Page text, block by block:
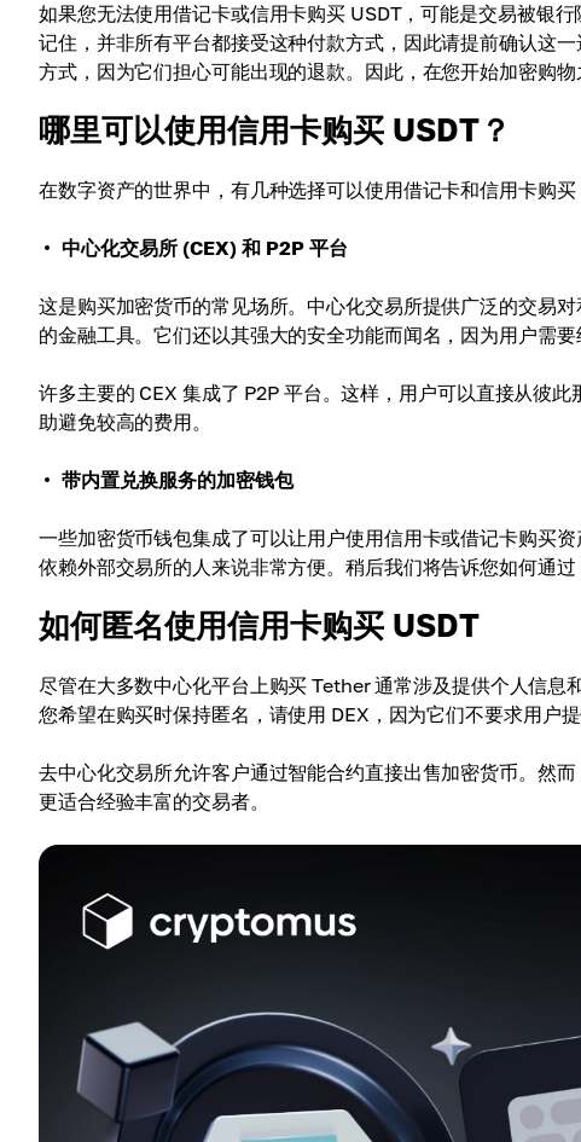
如果您无法使用借记卡或信用卡购买 USDT，可能是交易被银
记住，并非所有平台都接受这种付款方式，因此请提前确认这
方式，因为它们担心可能出现的退款。因此，在您开始加密购
哪里可以使用信用卡购买 USDT？
在数字资产的世界中，有几种选择可以使用借记卡和信用卡购
中心化交易所 (CEX) 和 P2P 平台
这是购买加密货币的常见场所。中心化交易所提供广泛的交易
的金融工具。它们还以其强大的安全功能而闻名，因为用户需
许多主要的 CEX 集成了 P2P 平台。这样，用户可以直接从彼
助避免较高的费用。
带内置兑换服务的加密钱包
一些加密货币钱包集成了可以让用户使用信用卡或借记卡购买
依赖外部交易所的人来说非常方便。稍后我们将告诉您如何通过
如何匿名使用信用卡购买 USDT
尽管在大多数中心化平台上购买 Tether 通常涉及提供个人信
您希望在购买时保持匿名，请使用 DEX，因为它们不要求用户
去中心化交易所允许客户通过智能合约直接出售加密货币。然
更适合经验丰富的交易者。